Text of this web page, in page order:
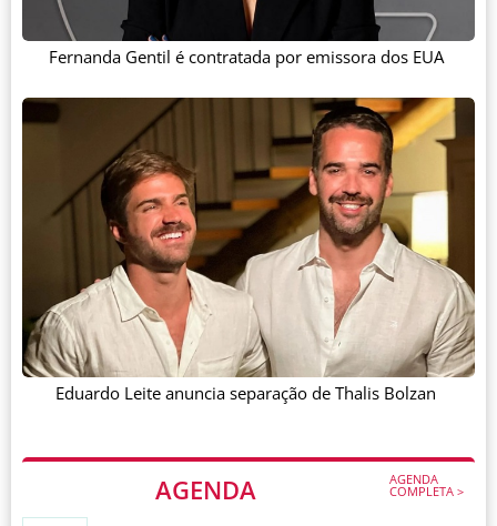
AGENDA AGENDA
COMPLETA >
Fernanda Gentil é contratada por emissora dos EUA
Eduardo Leite anuncia separação de Thalis Bolzan